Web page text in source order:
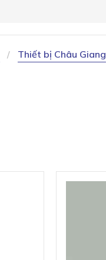
Thiết bị Châu Giang